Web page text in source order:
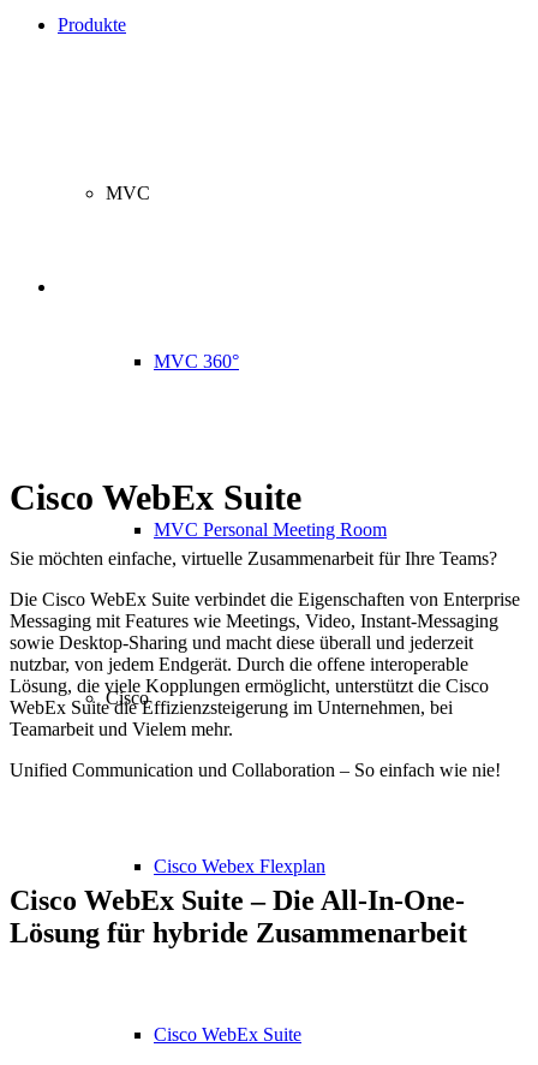
Produkte
MVC
MVC 360°
MVC Personal Meeting Room
Cisco
Cisco Webex Flexplan
Cisco WebEx Suite
Cisco WebEx Suite
Sie möchten einfache, virtuelle Zusammenarbeit für Ihre Teams?
Die Cisco WebEx Suite verbindet die Eigenschaften von Enterprise
Messaging mit Features wie Meetings, Video, Instant-Messaging
sowie Desktop-Sharing und macht diese überall und jederzeit
nutzbar, von jedem Endgerät. Durch die offene interoperable
Lösung, die viele Kopplungen ermöglicht, unterstützt die Cisco
WebEx Suite die Effizienzsteigerung im Unternehmen, bei
Teamarbeit und Vielem mehr.
Unified Communication und Collaboration – So einfach wie nie!
Cisco WebEx Suite – Die All-In-One-
Lösung für hybride Zusammenarbeit